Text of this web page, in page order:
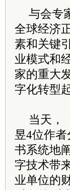
与会专
全球经济
素和关键
业模式和
家的重大
字化转型
当天，
昱4位作
书系统地
字技术带
业单位的